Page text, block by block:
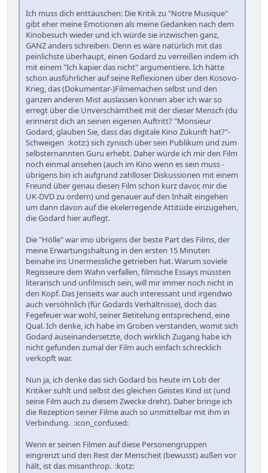
Ich muss dich enttäuschen: Die Kritik zu "Notre Musique"
gibt eher meine Emotionen als meine Gedanken nach dem
Kinobesuch wieder und ich würde sie inzwischen ganz,
GANZ anders schreiben. Denn es wäre natürlich mit das
peinlichste überhaupt, einen Godard zu verreißen indem ich
mit einem "Ich kapier das nicht" argumentiere. Ich hätte
schon ausführlicher auf seine Reflexionen über den Kosovo-
Krieg, das (Dokumentar-)Filmemachen selbst und den
ganzen anderen Mist auslassen können aber ich war so
erregt über die Unverschämtheit mit der dieser Mensch (du
erinnerst dich an seinen eigenen Auftritt? "Monsieur
Godard, glauben Sie, dass das digitale Kino Zukunft hat?"-
Schweigen :kotz:) sich zynisch über sein Publikum und zum
selbsternannten Guru erhebt. Daher würde ich mir den Film
noch einmal ansehen (auch im Kino wenn es sein muss -
übrigens bin ich aufgrund zahlloser Diskussionen mit einem
Freund über genau diesen Film schon kurz davor, mir die
UK-DVD zu ordern) und genauer auf den Inhalt eingehen
um dann davon auf die ekelerregende Attitüde einzugehen,
die Godard hier auflegt.
Die "Hölle" war imo übrigens der beste Part des Films, der
meine Erwartungshaltung in den ersten 15 Minuten
beinahe ins Unermessliche getrieben hat. Warum soviele
Regisseure dem Wahn verfallen, filmische Essays müssten
literarisch und unfilmisch sein, will mir immer noch nicht in
den Kopf. Das Jenseits war auch interessant und irgendwo
auch versöhnlich (für Godards Verhältnisse), doch das
Fegefeuer war wohl, seiner Betitelung entsprechend, eine
Qual. Ich denke, ich habe im Groben verstanden, womit sich
Godard auseinandersetzte, doch wirklich Zugang habe ich
nicht gefunden zumal der Film auch einfach schrecklich
verkopft war.
Nun ja, ich denke das sich Godard bis heute im Lob der
Kritiker suhlt und selbst des gleichen Geistes Kind ist (und
seine Film auch zu diesem Zwecke dreht). Daher bringe ich
die Rezeption seiner Filme auch so unmittelbar mit ihm in
Verbindung. :icon_confused:
Wenn er seinen Filmen auf diese Personengruppen
eingrenzt und den Rest der Menscheit (bewusst) außen vor
hält, ist das misanthrop. :kotz: